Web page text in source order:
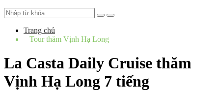
Trang chủ
Tour thăm Vịnh Hạ Long
La Casta Daily Cruise thăm
Vịnh Hạ Long 7 tiếng